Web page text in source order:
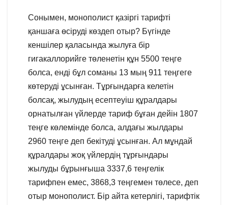
Сонымен, монополист қазіргі тарифті
қаншаға өсіруді көздеп отыр? Бүгінде
кеншілер қаласында жылуға бір
гигакаллорийге төленетін құн 5500 теңге
болса, енді бұл соманы 13 мың 911 теңгеге
көтеруді ұсынған. Тұрғындарға келетін
болсақ, жылудың есептеуіш құралдары
орнатылған үйлерде тариф бұған дейін 1807
теңге көлемінде болса, алдағы жылдары
2960 теңге деп бекітуді ұсынған. Ал мұндай
құралдары жоқ үйлердің тұрғындары
жылуды бұрынғыша 3337,6 теңгелік
тарифпен емес, 3868,3 теңгемен төлесе, деп
отыр монополист. Бір айта кетерлігі, тарифтік